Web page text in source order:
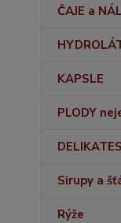
ČAJE a
KAPSLE
PLODY
Sirupy a
Rýže